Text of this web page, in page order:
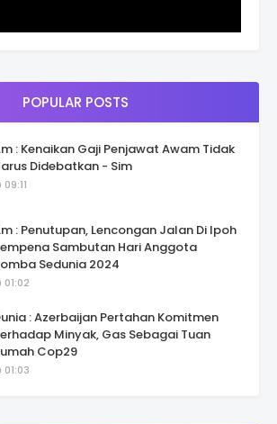
POPULAR POSTS
: Kenaikan Gaji Penjawat Awam Tidak
Didebatkan - Sim
09:11
: Penutupan, Lencongan Jalan Di Ipoh
Sambutan Hari Anggota
Sedunia 2024
01:02
: Azerbaijan Pertahan Komitmen
Minyak, Gas Sebagai Tuan
Cop29
01:03